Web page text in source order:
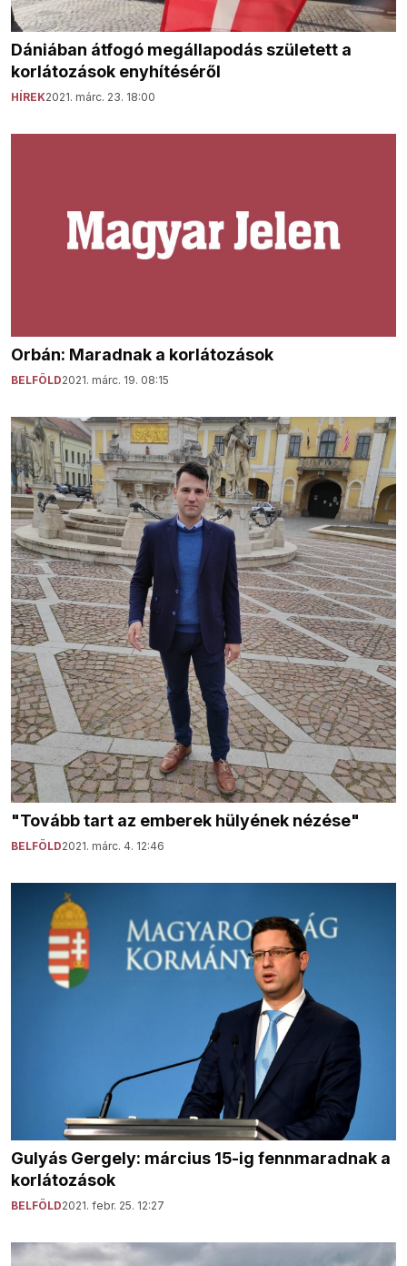
Dániában átfogó megállapodás született a
korlátozások enyhítéséről
HÍREK2021. márc. 23. 18:00
Orbán: Maradnak a korlátozások
BELFÖLD2021. márc. 19. 08:15
"Tovább tart az emberek hülyének nézése"
BELFÖLD2021. márc. 4. 12:46
Gulyás Gergely: március 15-ig fennmaradnak a
korlátozások
BELFÖLD2021. febr. 25. 12:27